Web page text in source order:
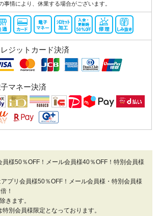
事情により、休業する場合がございます。
ジットカード決済
マネー決済
員様50％OFF！メール会員様40％OFF！特別会員様
プリ会員様50％OFF！メール会員様・特別会員様
！
きます。
別会員様限定となっております。